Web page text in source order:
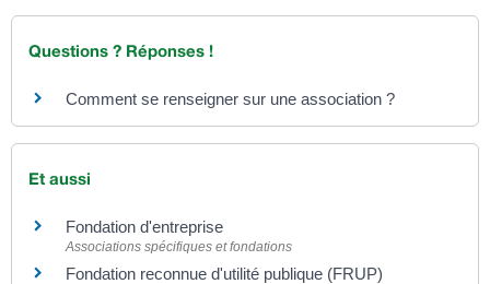
Questions ? Réponses !
Comment se renseigner sur une association ?
Et aussi
Fondation d'entreprise
Associations spécifiques et fondations
Fondation reconnue d'utilité publique (FRUP)